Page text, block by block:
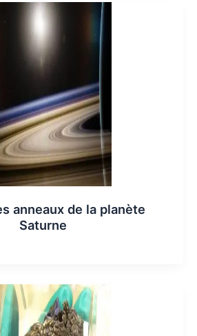
anneaux de la planète
Saturne